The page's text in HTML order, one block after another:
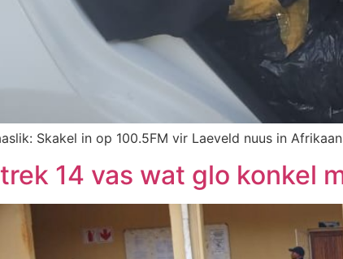
Skakel in op 100.5FM vir Laeveld nuus in
14 vas wat glo konkel